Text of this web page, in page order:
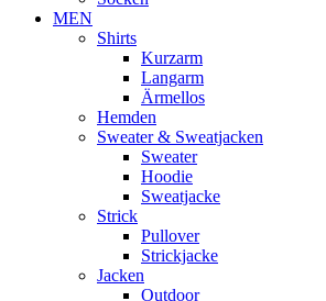
MEN
Shirts
Kurzarm
Langarm
Ärmellos
Hemden
Sweater & Sweatjacken
Sweater
Hoodie
Sweatjacke
Strick
Pullover
Strickjacke
Jacken
Outdoor